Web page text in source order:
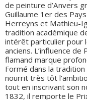
de peinture d’Anvers
Guillaume 1er des
Herreyns et Mathieu-
tradition académique
intérêt particulier pour
anciens. L’influence
flamand marque
Formé dans la
nourrit très tôt
tout en inscrivant son
1832, il remporte le